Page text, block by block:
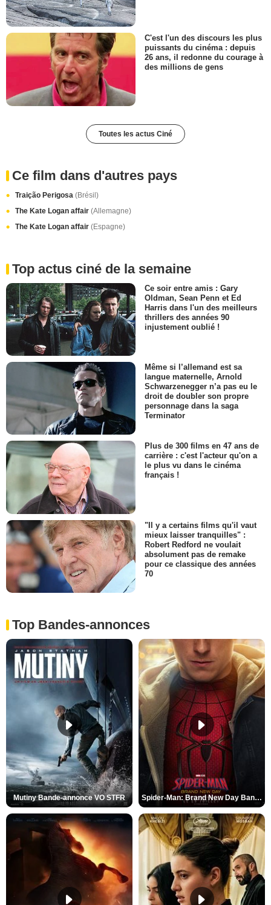
C'est l'un des discours les plus
puissants du cinéma : depuis
26 ans, il redonne du courage à
des millions de gens
Toutes les actus Ciné
Ce film dans d'autres pays
Traição Perigosa (Brésil)
The Kate Logan affair (Allemagne)
The Kate Logan affair (Espagne)
Top actus ciné de la semaine
Ce soir entre amis : Gary
Oldman, Sean Penn et Ed
Harris dans l'un des meilleurs
thrillers des années 90
injustement oublié !
Même si l’allemand est sa
langue maternelle, Arnold
Schwarzenegger n’a pas eu le
droit de doubler son propre
personnage dans la saga
Terminator
Plus de 300 films en 47 ans de
carrière : c'est l'acteur qu'on a
le plus vu dans le cinéma
français !
"Il y a certains films qu'il vaut
mieux laisser tranquilles" :
Robert Redford ne voulait
absolument pas de remake
pour ce classique des années
70
Top Bandes-annonces
Mutiny Bande-annonce VO STFR Spider-Man: Brand New Day Bande-annonce VO STFR